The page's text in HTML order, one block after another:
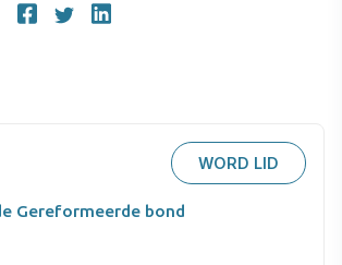
WORD LID
Gereformeerde bond